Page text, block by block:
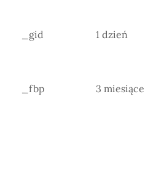
_gid
1 dzień
_fbp
3 miesiące